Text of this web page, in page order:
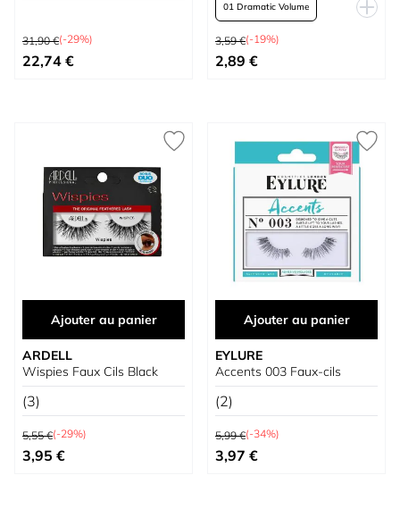
Prix normal
31,90 €(-29%)
Prix spécial
22,74 €
01 Dramatic Volume
03 Natural
04 Dramatic Lenght
Prix normal
3,59 €(-19%)
À partir de
2,89 €
Ajouter au panier
ARDELL
Wispies Faux Cils Black
(3)
Prix normal
5,55 €(-29%)
Prix spécial
3,95 €
Ajouter au panier
EYLURE
Accents 003 Faux-cils
(2)
Prix normal
5,99 €(-34%)
Prix spécial
3,97 €